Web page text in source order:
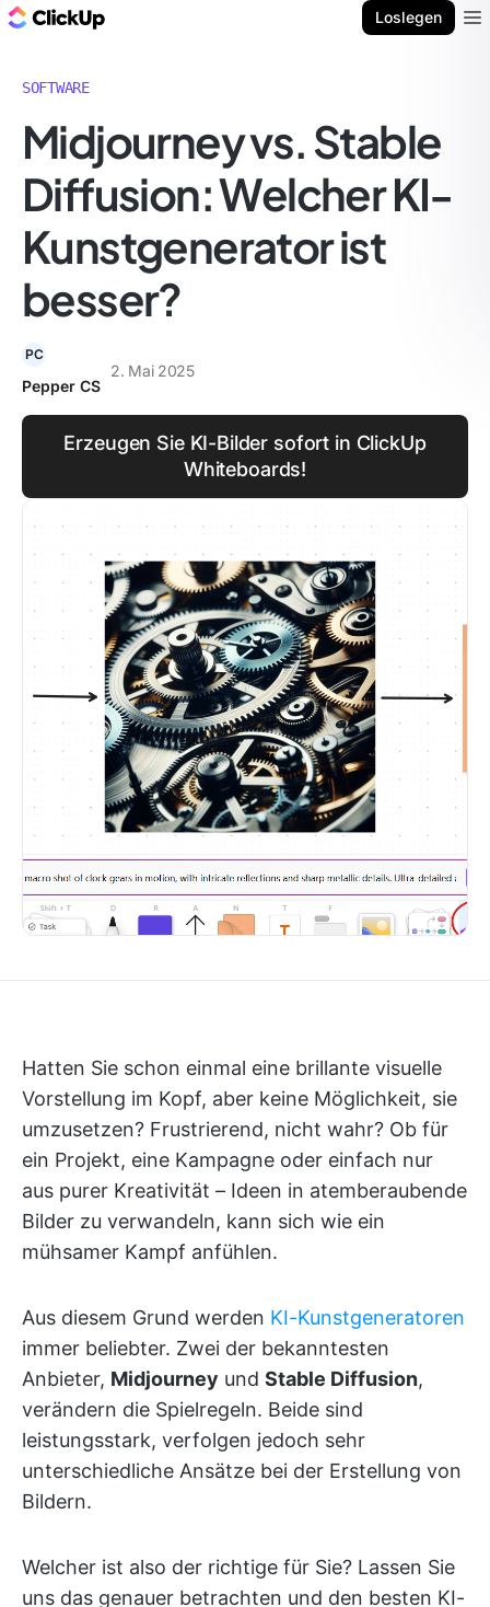
Loslegen
SOFTWARE
Midjourney vs. Stable
Diffusion: Welcher KI-
Kunstgenerator ist
besser?
PC
Pepper CS
2. Mai 2025
Erzeugen Sie KI-Bilder sofort in ClickUp
Whiteboards!
Hatten Sie schon einmal eine brillante visuelle
Vorstellung im Kopf, aber keine Möglichkeit, sie
umzusetzen? Frustrierend, nicht wahr? Ob für
ein Projekt, eine Kampagne oder einfach nur
aus purer Kreativität – Ideen in atemberaubende
Bilder zu verwandeln, kann sich wie ein
mühsamer Kampf anfühlen.
Aus diesem Grund werden KI-Kunstgeneratoren
immer beliebter. Zwei der bekanntesten
Anbieter, Midjourney und Stable Diffusion,
verändern die Spielregeln. Beide sind
leistungsstark, verfolgen jedoch sehr
unterschiedliche Ansätze bei der Erstellung von
Bildern.
Welcher ist also der richtige für Sie? Lassen Sie
uns das genauer betrachten und den besten KI-